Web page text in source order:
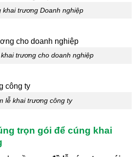
khai trương Doanh nghiệp
trương cho doanh nghiệp
lễ khai trương công ty
trọn gói để cúng khai